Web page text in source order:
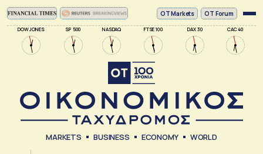
DOW JONES SP 500 NASDAQ FTSE 100 DAX 30 CAC 40
ΟΤ Markets OT Forum
MARKETS BUSINESS ECONOMY WORLD